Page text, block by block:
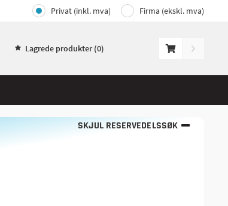
Privat (inkl. mva) Firma (ekskl. mva)
Lagrede produkter (0)
SKJUL RESERVEDELSSØK